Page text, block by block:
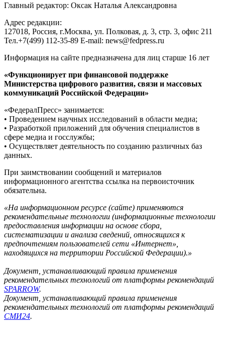
Главный редактор: Оксак Наталья Александровна
Адрес редакции:
127018, Россия, г.Москва, ул. Полковая, д. 3, стр. 3, офис 211
Тел.+7(499) 112-35-89 E-mail: news@fedpress.ru
Информация на сайте предназначена для лиц старше 16 лет
«Функционирует при финансовой поддержке
Министерства цифрового развития, связи и массовых
коммуникаций Российской Федерации»
«ФедералПресс» занимается:
• Проведением научных исследований в области медиа;
• Разработкой приложений для обучения специалистов в
сфере медиа и госслужбы;
• Осуществляет деятельность по созданию различных баз
данных.
При заимствовании сообщений и материалов
информационного агентства ссылка на первоисточник
обязательна.
«На информационном ресурсе (сайте) применяются
рекомендательные технологии (информационные технологии
предоставления информации на основе сбора,
систематизации и анализа сведений, относящихся к
предпочтениям пользователей сети «Интернет»,
находящихся на территории Российской Федерации).»
Документ, устанавливающий правила применения
рекомендательных технологий от платформы рекомендаций
SPARROW.
Документ, устанавливающий правила применения
рекомендательных технологий от платформы рекомендаций
СМИ24.